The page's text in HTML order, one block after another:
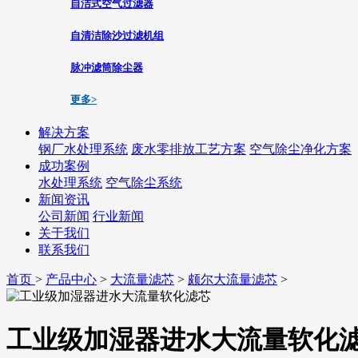
自洁式空气过滤器
自清洁除沙过滤机组
脉冲滤筒除尘器
更多>
解决方案
钢厂水处理系统 废水零排放工艺方案 空气除尘净化方案
成功案例
水处理系统 空气除尘系统
新闻资讯
公司新闻 行业新闻
关于我们
联系我们
首页 > 产品中心 > 大流量滤芯 > 颇尔大流量滤芯 >
工业级加湿器进水大流量软化